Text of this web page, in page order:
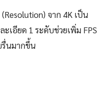
จาก 4K เป็น
เอียด 1 ระดับช่วยเพิ่ม FPS
รื่นมากขึ้น